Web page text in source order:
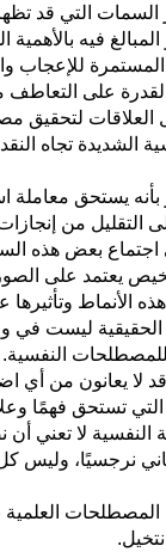
السمات التي قد
فيه بالأهمية
للإعجاب
على التعاطف
العلاقات لتحقيق
الشديدة تجاه
يستحق معاملة
التقليل من
بعض هذه
يعتمد على
الأنماط وتأثيرها
الحقيقية ليست في
النفسية.
لا يعانون من أي
التي تستحق فهمًا
النفسية لا تعني
نرجسيًا، وليس
العلمية